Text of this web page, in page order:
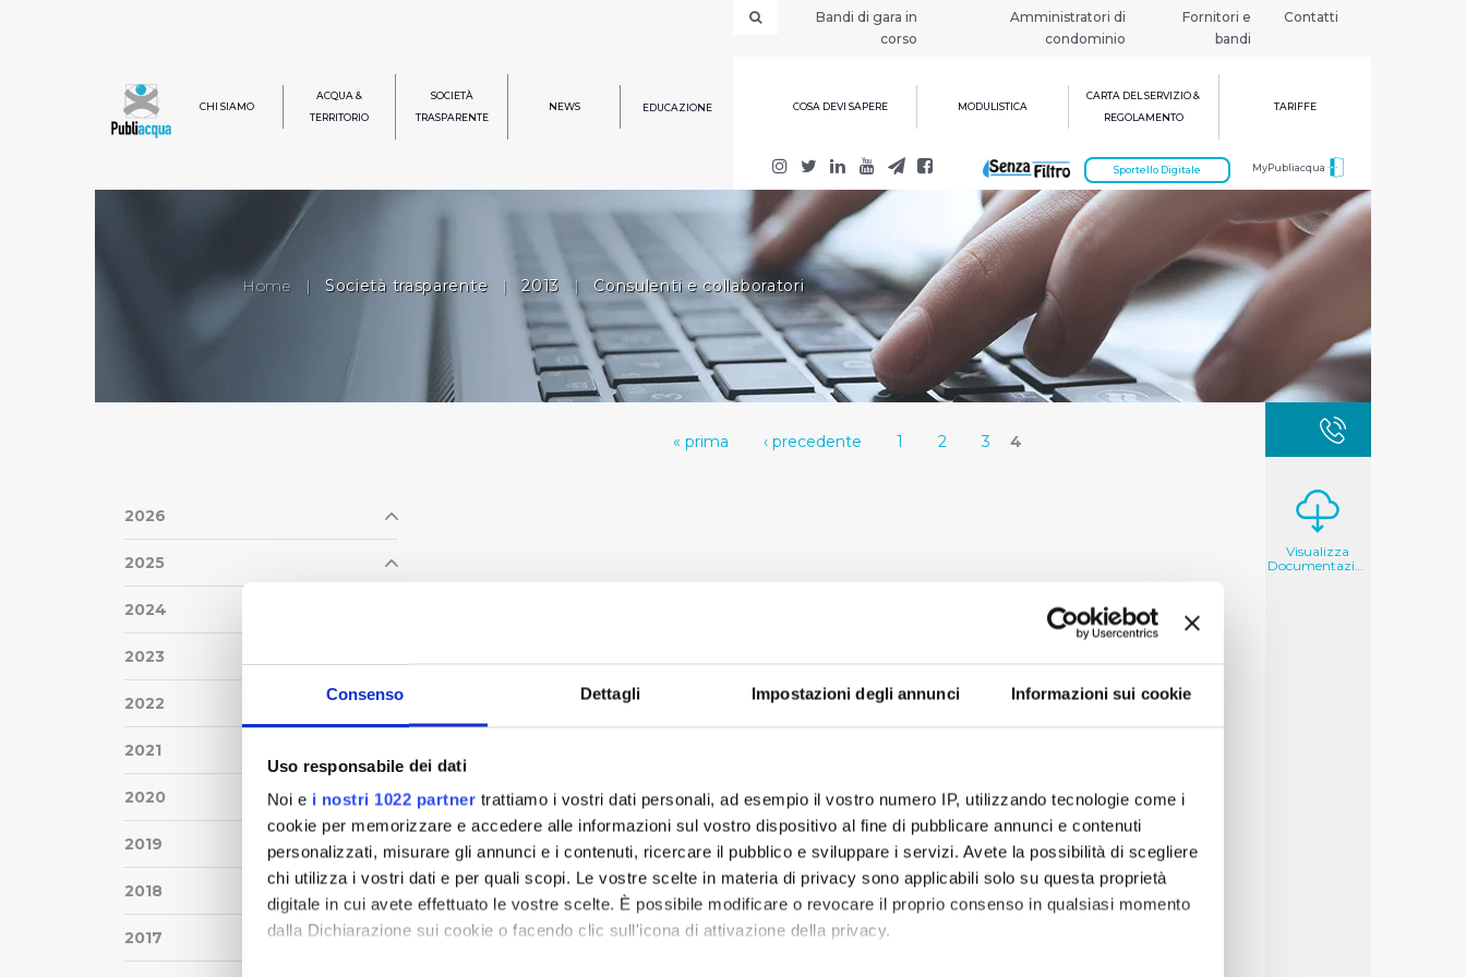
Consenso Dettagli Impostazioni degli annunci Informazioni sui cookie
Uso responsabile dei dati
Noi e i nostri 1022 partner trattiamo i vostri dati personali, ad esempio il vostro numero IP, utilizzando tecnologie come i
cookie per memorizzare e accedere alle informazioni sul vostro dispositivo al fine di pubblicare annunci e contenuti
personalizzati, misurare gli annunci e i contenuti, ricercare il pubblico e sviluppare i servizi. Avete la possibilità di scegliere
chi utilizza i vostri dati e per quali scopi. Le vostre scelte in materia di privacy sono applicabili solo su questa proprietà
digitale in cui avete effettuato le vostre scelte. È possibile modificare o revocare il proprio consenso in qualsiasi momento
dalla Dichiarazione sui cookie o facendo clic sull'icona di attivazione della privacy.
Bandi di gara in
corso
Amministratori di
condominio
Fornitori e
bandi
Contatti
CHI SIAMO
ACQUA &
TERRITORIO
SOCIETÀ
TRASPARENTE
NEWS EDUCAZIONE COSA DEVI SAPERE MODULISTICA
CARTA DEL SERVIZIO &
REGOLAMENTO
TARIFFE
MyPubliacqua
Sportello Digitale
Home | Società trasparente | 2013 | Consulenti e collaboratori
2026
2025
2024
2023
2022
2021
2020
2019
2018
2017
« prima ‹ precedente 1 2 3 4
Visualizza
Documentazione